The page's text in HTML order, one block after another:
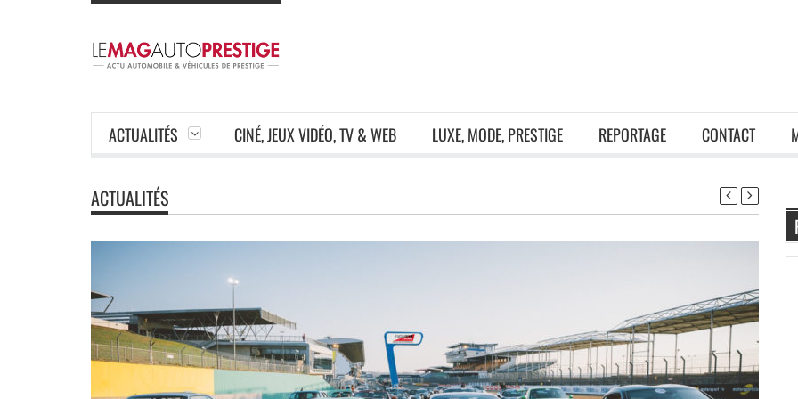
ACTUALITÉS CINÉ, JEUX VIDÉO, TV & WEB LUXE, MODE, PRESTIGE REPORTAGE CONTACT
ACTUALITÉS